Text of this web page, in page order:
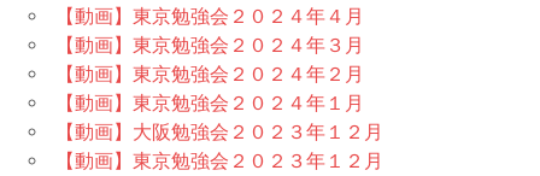
【動画】東京勉強会２０２４年４月
【動画】東京勉強会２０２４年３月
【動画】東京勉強会２０２４年２月
【動画】東京勉強会２０２４年１月
【動画】大阪勉強会２０２３年１２月
【動画】東京勉強会２０２３年１２月